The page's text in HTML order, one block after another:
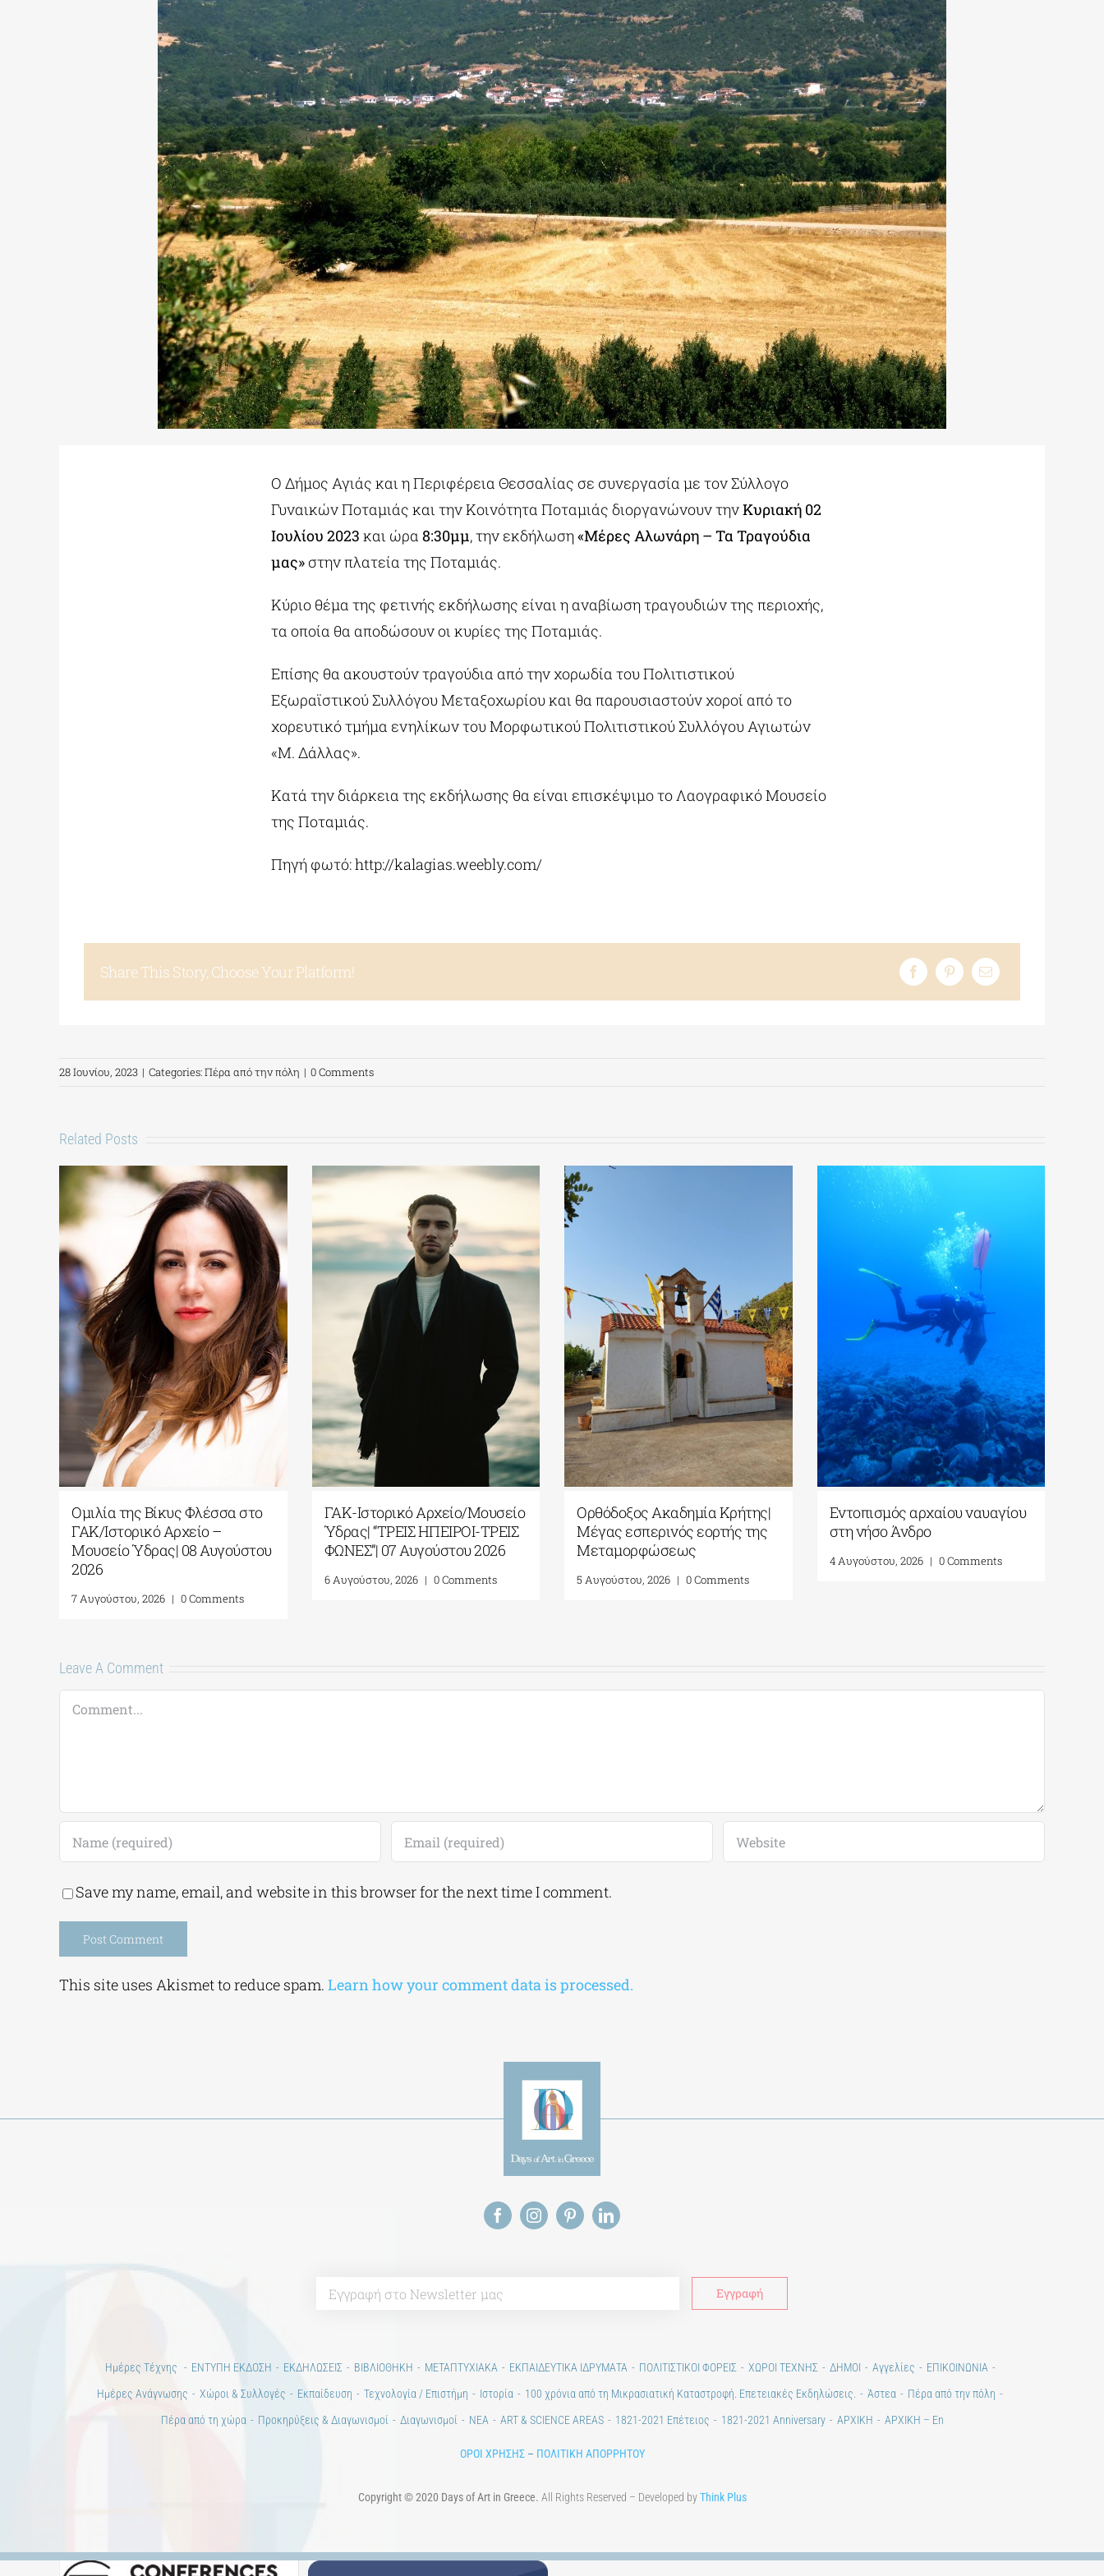
Ο Δήμος Αγιάς και η Περιφέρεια Θεσσαλίας σε συνεργασία με τον Σύλλογο
Γυναικών Ποταμιάς και την Κοινότητα Ποταμιάς διοργανώνουν τηνΚυριακή 02
Ιουλίου 2023 και ώρα 8:30μμ, την εκδήλωση«Μέρες Αλωνάρη – Τα Τραγούδια
μας»στην πλατεία της Ποταμιάς.
Κύριο θέμα της φετινής εκδήλωσης είναι η αναβίωση τραγουδιών της περιοχής,
τα οποία θα αποδώσουν οι κυρίες της Ποταμιάς.
Επίσης θα ακουστούν τραγούδια από την χορωδία του Πολιτιστικού
Εξωραϊστικού Συλλόγου Μεταξοχωρίου και θα παρουσιαστούν χοροί από το
χορευτικό τμήμα ενηλίκων του Μορφωτικού Πολιτιστικού Συλλόγου Αγιωτών
«Μ. Δάλλας».
Κατά την διάρκεια της εκδήλωσης θα είναι επισκέψιμο το Λαογραφικό Μουσείο
της Ποταμιάς.
Πηγή φωτό: http://kalagias.weebly.com/
Share This Story, Choose Your Platform!
28 Ιουνίου, 2023 | Categories:Πέρα από την πόλη | 0 Comments
Related Posts
Εντοπισμός αρχαίου ναυαγίου
στη νήσο Άνδρο
4 Αυγούστου, 2026 | 0 Comments
Ομιλία της Βίκυς Φλέσσα στο
ΓΑΚ/Ιστορικό Αρχείο –
Μουσείο Ύδρας| 08 Αυγούστου
ΓΑΚ-Ιστορικό Αρχείο/Μουσείο
Ύδρας| “ΤΡΕΙΣ ΗΠΕΙΡΟΙ-ΤΡΕΙΣ
ΦΩΝΕΣ”| 07 Αυγούστου 2026
6 Αυγούστου, 2026 | 0 Comments
Ορθόδοξος Ακαδημία Κρήτης|
Μέγας εσπερινός εορτής της
Leave A Comment
Comment
Save my name, email, and website in this browser for the next time I comment.
This site uses Akismet to reduce spam. Learn how your comment data is processed.
Ημέρες Τέχνης ΕΝΤΥΠΗ ΕΚΔΟΣΗ ΕΚΔΗΛΩΣΕΙΣ ΒΙΒΛΙΟΘΗΚΗ ΜΕΤΑΠΤΥΧΙΑΚΑ ΕΚΠΑΙΔΕΥΤΙΚΑ ΙΔΡΥΜΑΤΑ ΠΟΛΙΤΙΣΤΙΚΟΙ ΦΟΡΕΙΣ ΧΩΡΟΙ ΤΕΧΝΗΣ ΔΗΜΟΙ Αγγελίες
ΕΠΙΚΟΙΝΩΝΙΑ
Ημέρες Ανάγνωσης
Χώροι & Συλλογές Εκπαίδευση Τεχνολογία / Επιστήμη Ιστορία 100 χρόνια από τη Μικρασιατική Καταστροφή. Επετειακές Εκδηλώσεις. Άστεα
Πέρα από την πόλη
Πέρα από τη χώρα
Προκηρύξεις & Διαγωνισμοί Διαγωνισμοί ΝΕΑ ART & SCIENCE AREAS 1821-2021 Επέτειος 1821-2021 Anniversary ΑΡΧΙΚΗ ΑΡΧΙΚΗ – En
ΟΡΟΙ ΧΡΗΣΗΣ– ΠΟΛΙΤΙΚΗ ΑΠΟΡΡΗΤΟΥ
Copyright © 2020 Days of Art in Greece. All Rights Reserved – Developed byThink Plus